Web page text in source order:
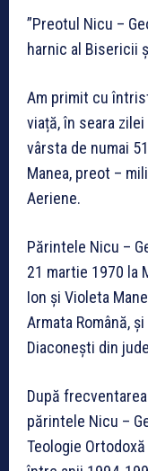
”Preotul Nicu –
harnic al Bisericii
Am primit cu
viață, în seara
vârsta de numai
Manea, preot –
Aeriene.
Părintele Nicu –
21 martie 1970 la
Ion și Violeta
Armata Română,
Diaconești din
După
părintele Nicu –
Teologie